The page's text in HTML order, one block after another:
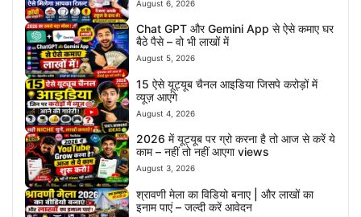
August 6, 2026
Chat GPT और Gemini App से ऐसे कमाए घर
बैठे पैसे – वो भी लाखों में
August 5, 2026
15 ऐसे यूट्यूब चैनल आइडिया जिसपे करोड़ों में
व्यूज़ आएंगे
August 4, 2026
2026 में यूट्यूब पर ग्रो करना है तो आज से करें ये
काम – नहीं तो नहीं आएगा views
August 3, 2026
श्रावणी मेला का विडियो बनाए | और लाखों का
इनाम पाएं – जल्दी करें आवेदन